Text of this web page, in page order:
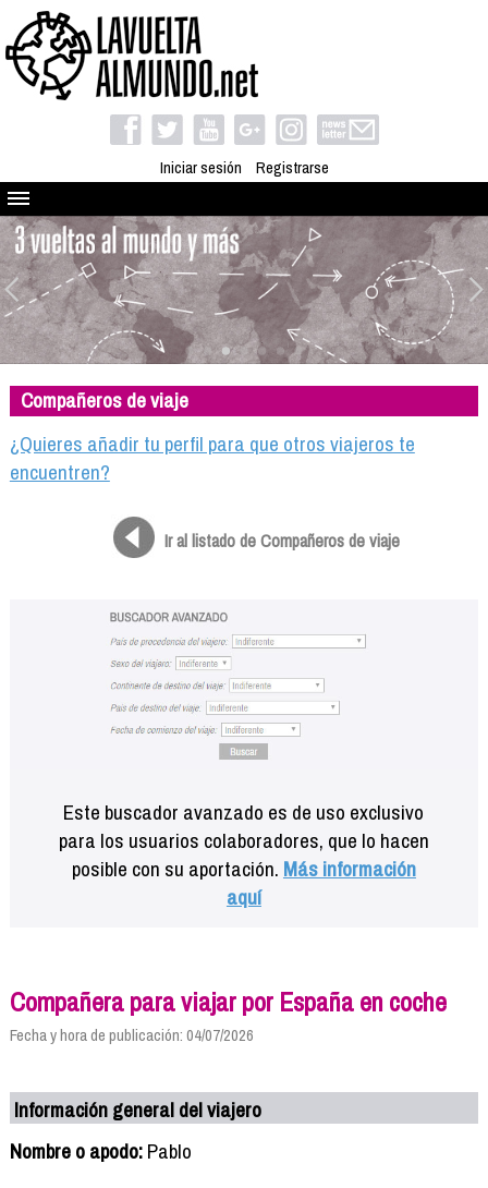
Iniciar sesión Registrarse
Quienes somos
El proyecto
Blog
Viaja con nosotros
Camino solidario
Libros
Compañeros de viaje
Compañeros de viaje
¿Quieres añadir tu perfil para que otros viajeros te
encuentren?
Ir al listado de Compañeros de viaje
Este buscador avanzado es de uso exclusivo
para los usuarios colaboradores, que lo hacen
posible con su aportación. Más información
aquí
Compañera para viajar por España en coche
Fecha y hora de publicación: 04/07/2026
Información general del viajero
Nombre o apodo:Pablo